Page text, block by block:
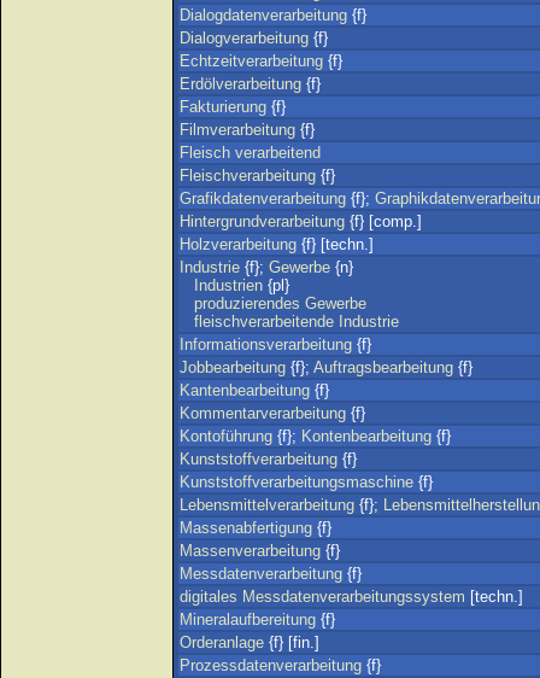
Dialogdatenverarbeitung {f}
Dialogverarbeitung {f}
Echtzeitverarbeitung {f}
Erdölverarbeitung {f}
Fakturierung {f}
Filmverarbeitung {f}
Fleisch verarbeitend
Fleischverarbeitung {f}
Grafikdatenverarbeitung {f};
Hintergrundverarbeitung {f} [comp.]
Holzverarbeitung {f} [techn.]
Industrie {f}; Gewerbe {n}
Industrien {pl}
produzierendes Gewerbe
fleischverarbeitende Industrie
Informationsverarbeitung {f}
Jobbearbeitung {f}; Auftragsbearbeitung {f}
Kantenbearbeitung {f}
Kommentarverarbeitung {f}
Kontoführung {f}; Kontenbearbeitung {f}
Kunststoffverarbeitung {f}
Kunststoffverarbeitungsmaschine {f}
Lebensmittelverarbeitung {f};
Massenabfertigung {f}
Massenverarbeitung {f}
Messdatenverarbeitung {f}
digitales Messdatenverarbeitungssystem [techn.]
Mineralaufbereitung {f}
Orderanlage {f} [fin.]
Prozessdatenverarbeitung {f}